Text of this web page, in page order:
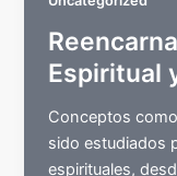
Espiritual
Conceptos
sido estudiados
espirituales,